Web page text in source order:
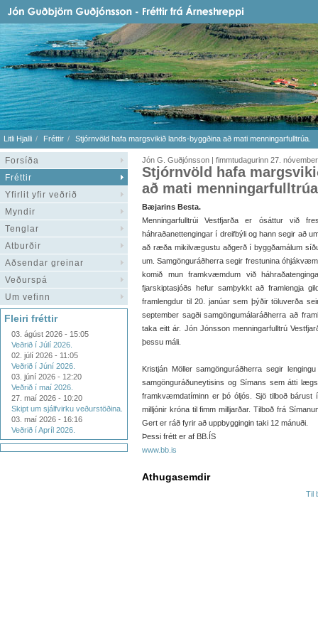
Litli Hjalli Fréttir Stjórnvöld hafa margsvikið lands-byggðina að mati menningarfulltrúa.
Forsíða
Fréttir
Yfirlit yfir veðrið
Myndir
Tenglar
Atburðir
Aðsendar greinar
Veðurspá
Um vefinn
Fleiri fréttir
03. ágúst 2026 - 15:05
Veðrið í Júlí 2026.
02. júlí 2026 - 11:05
Veðrið í Júní 2026.
03. júní 2026 - 12:20
Veðrið í maí 2026.
27. maí 2026 - 10:20
Skipt um sjálfvirku veðurstöðina.
03. maí 2026 - 16:16
Veðrið í Apríl 2026.
Jón G. Guðjónsson | fimmtudagurinn 27.
Stjórnvöld hafa
að mati
Bæjarins Besta.
Menningarfulltrúi Vestfjarða er ósáttur við
háhraðanettengingar í dreifbýli og hann segir að
að ræða mikilvægustu aðgerð í byggðamálum
um. Samgönguráðherra segir frestunina
komið mun framkvæmdum við
fjarskiptasjóðs hefur samþykkt að framlengja
framlengdur til 20. janúar sem þýðir töluverða
september sagði samgöngumálaráðherra að
taka eitt ár. Jón Jónsson menningarfulltrú
þessu máli.
Kristján Möller samgönguráðherra segir
samgönguráðuneytisins og Símans sem átti
framkvæmdatíminn er þó óljós. Sjö tilboð bárust
milljónir króna til fimm milljarðar. Tilboð frá
Gert er ráð fyrir að uppbyggingin taki 12 mánuði.
Þessi frétt er af BB.ÍS
www.bb.is
Athugasemdir
Til